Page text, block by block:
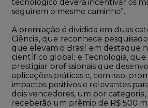
tecnológico deverá incentivar os
seguirem o mesmo caminho”.
A premiação é dividida em duas
Ciência, que reconhece
que elevam o Brasil em destaque
científico global; e Tecnologia, que
prestigiar profissionais que
aplicações práticas e, com isso,
impactos positivos e relevantes
dois vencedores, um por
receberão um prêmio de R$ 500